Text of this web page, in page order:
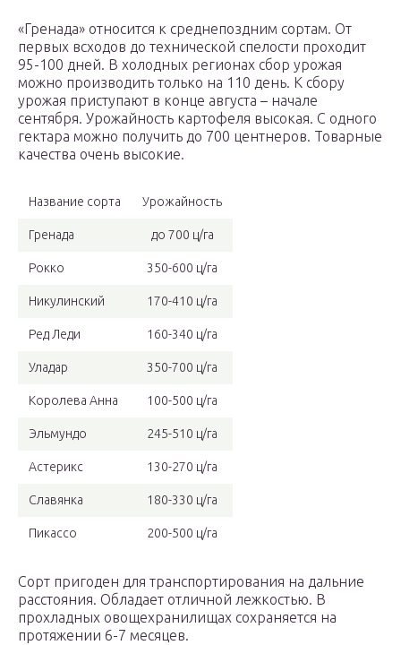
«Гренада» относится к среднепоздним сортам. От
первых всходов до технической спелости проходит
95-100 дней. В холодных регионах сбор урожая
можно производить только на 110 день. К сбору
урожая приступают в конце августа – начале
сентября. Урожайность картофеля высокая. С одного
гектара можно получить до 700 центнеров. Товарные
качества очень высокие.
Название сорта Урожайность
Гренада до 700 ц/га
Рокко 350-600 ц/га
Никулинский 170-410 ц/га
Ред Леди 160-340 ц/га
Уладар 350-700 ц/га
Королева Анна 100-500 ц/га
Эльмундо 245-510 ц/га
Астерикс 130-270 ц/га
Славянка 180-330 ц/га
Пикассо 200-500 ц/га
Сорт пригоден для транспортирования на дальние
расстояния. Обладает отличной лежкостью. В
прохладных овощехранилищах сохраняется на
протяжении 6-7 месяцев.